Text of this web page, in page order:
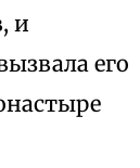
и
его